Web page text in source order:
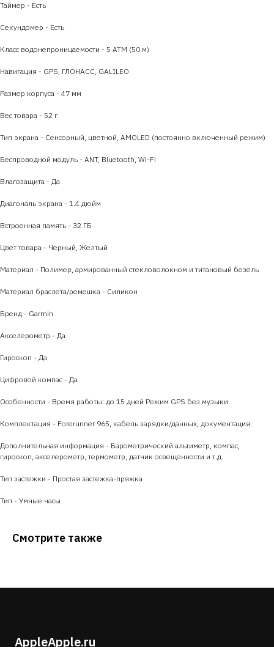
Таймер - Есть
Секундомер - Есть
Класс водонепроницаемости - 5 ATM (50 м)
Навигация - GPS, ГЛОНАСС, GALILEO
Размер корпуса - 47 мм
Вес товара - 52 г
Тип экрана - Сенсорный, цветной, AMOLED (постоянно включенный режим)
Беспроводной модуль - ANT, Bluetooth, Wi-Fi
Влагозащита - Да
Диагональ экрана - 1.4 дюйм
Встроенная память - 32 ГБ
Цвет товара - Черный, Желтый
Материал - Полимер, армированный стекловолокном и титановый безель
Материал браслета/ремешка - Силикон
Бренд - Garmin
Акселерометр - Да
Гироскоп - Да
Цифровой компас - Да
Особенности - Время работы: до 15 дней Режим GPS без музыки
Комплектация - Forerunner 965, кабель зарядки/данных, документация.
Дополнительная информация - Барометрический альтиметр, компас,
гироскоп, акселерометр, термометр, датчик освещенности и т.д.
Тип застежки - Простая застежка-пряжка
Тип - Умные часы
Смотрите также
AppleApple.ru